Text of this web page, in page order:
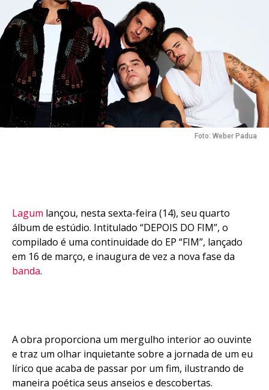
Foto: Weber Padua
Lagum lançou, nesta sexta-feira (14), seu quarto
álbum de estúdio. Intitulado “DEPOIS DO FIM”, o
compilado é uma continuidade do EP “FIM”, lançado
em 16 de março, e inaugura de vez a nova fase da
banda.
A obra proporciona um mergulho interior ao ouvinte
e traz um olhar inquietante sobre a jornada de um eu
lírico que acaba de passar por um fim, ilustrando de
maneira poética seus anseios e descobertas.